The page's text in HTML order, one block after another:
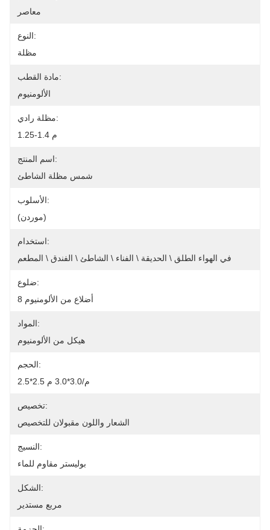
معاصر
النوع:
مظلة
مادة القطب:
الألومنيوم
مظلة رادي:
1.25-1.4 م
اسم المنتج:
شمس مظلة الشاطئ
الأسلوب:
(موردن)
استخدام:
في الهواء الطلق \ الحديقة \ الفناء \ الشاطئ \ الفندق \ المطعم
ضلوع:
8 أضلاع من الألومنيوم
المواد:
هيكل من الألومنيوم
الحجم:
2.5*2.5 م/3.0*3.0 م
تخصيص:
الشعار واللون مقبولان للتخصيص
النسيج:
بوليستر مقاوم للماء
الشكل:
مربع مستدير